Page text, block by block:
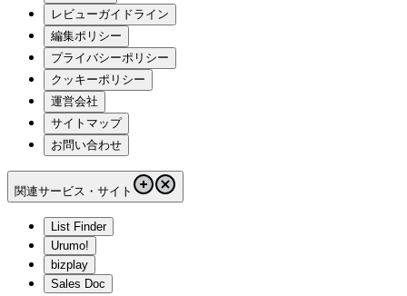
レビューガイドライン
編集ポリシー
プライバシーポリシー
クッキーポリシー
運営会社
サイトマップ
お問い合わせ
関連サービス・サイト
List Finder
Urumo!
bizplay
Sales Doc